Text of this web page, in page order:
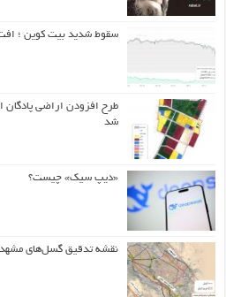
سقوط شدید بیت کوین ؛ افت ۱۵ درصدی اتریوم و
طرح افزودن اراضی
شد
«دیپ سیک» چیست؟
نقشه تدقیق گسل‌های مشهد